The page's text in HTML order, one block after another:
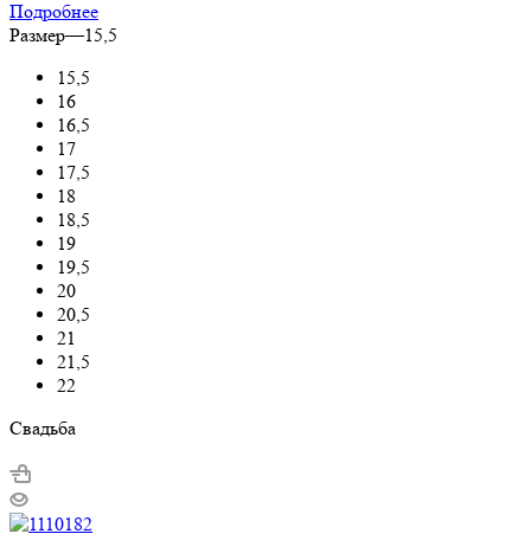
Подробнее
Размер—15,5
15,5
16
16,5
17
17,5
18
18,5
19
19,5
20
20,5
21
21,5
22
Свадьба